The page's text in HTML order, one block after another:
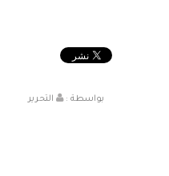
بواسطة : التحرير